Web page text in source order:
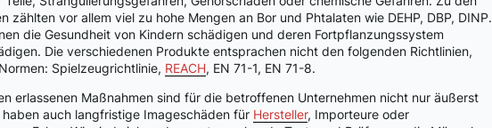
zählten vor allem viel zu hohe Mengen an Bor und Phtalaten wie DEHP, DBP, DINP.
die Gesundheit von Kindern schädigen und deren Fortpflanzungssystem
Die verschiedenen Produkte entsprachen nicht den folgenden Richtlinien,
Spielzeugrichtlinie, REACH, EN 71-1, EN 71-8.
erlassenen Maßnahmen sind für die betroffenen Unternehmen nicht nur äußerst
auch langfristige Imageschäden für Hersteller, Importeure oder